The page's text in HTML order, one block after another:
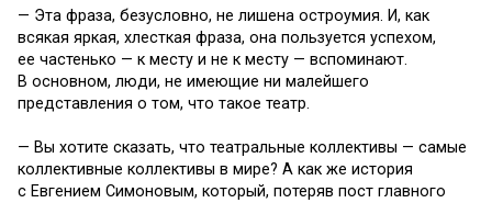
— Эта фраза, безусловно, не лишена остроумия. И, как
всякая яркая, хлесткая фраза, она пользуется успехом,
ее частенько — к месту и не к месту — вспоминают.
В основном, люди, не имеющие ни малейшего
представления о том, что такое театр.
— Вы хотите сказать, что театральные коллективы — самые
коллективные коллективы в мире? А как же история
с Евгением Симоновым, который, потеряв пост главного